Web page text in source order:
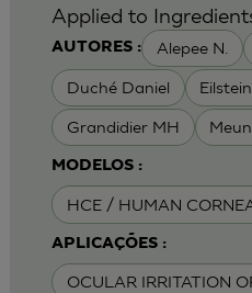
AUTORES : Alepee N.
Duché Daniel
Grandidier MH
MODELOS :
HCE / HUMAN
APLICAÇÕES :
OCULAR IRRITATION
Applied to